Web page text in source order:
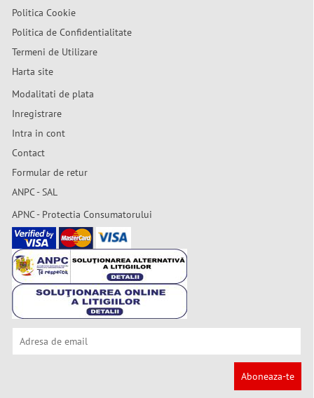
Politica Cookie
Politica de Confidentialitate
Termeni de Utilizare
Harta site
Modalitati de plata
Inregistrare
Intra in cont
Contact
Formular de retur
ANPC - SAL
APNC - Protectia Consumatorului
Aboneaza-te